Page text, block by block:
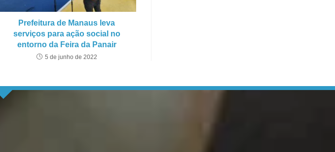
Prefeitura de Manaus leva
serviços para ação social no
entorno da Feira da Panair
5 de junho de 2022